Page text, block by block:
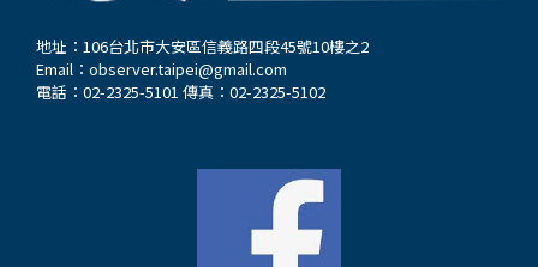
地址：106台北市大安區信義路四段45號10樓之2
Email： observer.taipei@gmail.com
電話：02-2325-5101 傳真：02-2325-5102